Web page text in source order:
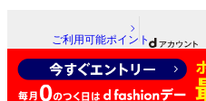
ご利用可能ポイント